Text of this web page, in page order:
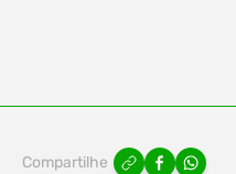
Compartilhe